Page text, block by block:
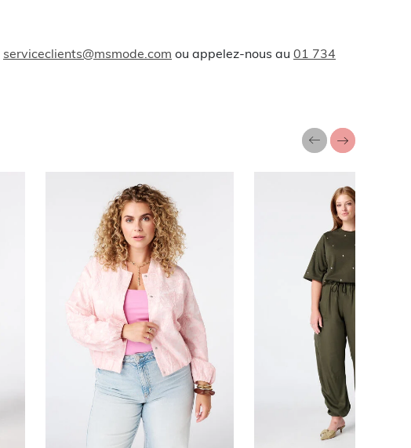
serviceclients@msmode.com ou appelez-nous au 01 734